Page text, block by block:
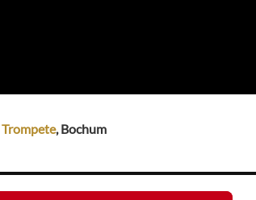
Trompete, Bochum